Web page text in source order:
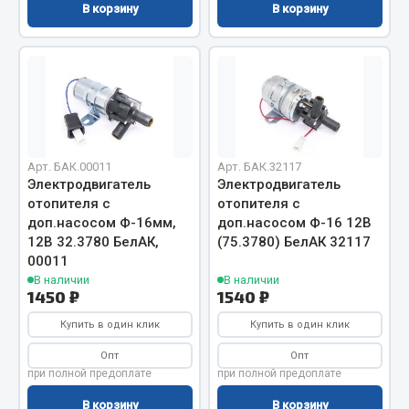
Двигатель
Система питания
Система выпуска газа
Система охлаждения
Сцепление
Тормозная система
Показать ещё
Весь раздел
Запчасти ЯМЗ
Двигатель
Система питания
В корзину В корзину
Арт. БАК.00011
Электродвигатель
отопителя с
доп.насосом Ф-16мм,
12В 32.3780 БелАК,
00011
В наличии
1450 ₽
Купить в один клик
Опт
при полной предоплате
В корзину
Арт. БАК.32117
Электродвигатель
отопителя с
доп.насосом Ф-16 12В
(75.3780) БелАК 32117
В наличии
1540 ₽
Купить в один клик
Опт
при полной предоплате
В корзину